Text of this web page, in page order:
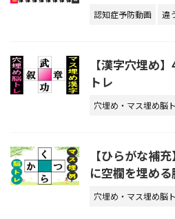
認知症予防動画 違
【漢字穴埋め
トレ
穴埋め・マス埋め脳
【ひらがな補
に空欄を埋め
穴埋め・マス埋め脳